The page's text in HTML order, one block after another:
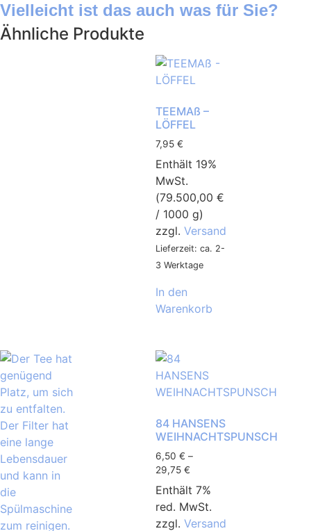
Vielleicht ist das auch was für Sie?
Ähnliche Produkte
TEEMAß –
LÖFFEL
7,95 €
Enthält 19%
MwSt.
(79.500,00 €
/ 1000 g)
zzgl. Versand
Lieferzeit: ca. 2-
3 Werktage
In den
Warenkorb
84 HANSENS
WEIHNACHTSPUNSCH
6,50 € –
29,75 €
Enthält 7%
red. MwSt.
zzgl. Versand